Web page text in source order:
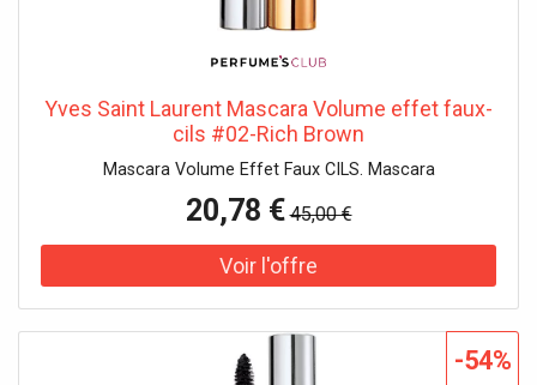
Yves Saint Laurent Mascara Volume effet faux-
cils #02-Rich Brown
Mascara Volume Effet Faux CILS. Mascara
20,78 € 45,00 €
-54%